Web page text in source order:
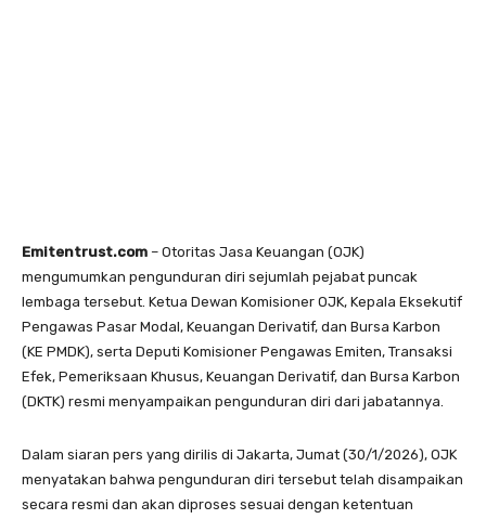
Emitentrust.com – Otoritas Jasa Keuangan (OJK)
mengumumkan pengunduran diri sejumlah pejabat puncak
lembaga tersebut. Ketua Dewan Komisioner OJK, Kepala Eksekutif
Pengawas Pasar Modal, Keuangan Derivatif, dan Bursa Karbon
(KE PMDK), serta Deputi Komisioner Pengawas Emiten, Transaksi
Efek, Pemeriksaan Khusus, Keuangan Derivatif, dan Bursa Karbon
(DKTK) resmi menyampaikan pengunduran diri dari jabatannya.
Dalam siaran pers yang dirilis di Jakarta, Jumat (30/1/2026), OJK
menyatakan bahwa pengunduran diri tersebut telah disampaikan
secara resmi dan akan diproses sesuai dengan ketentuan